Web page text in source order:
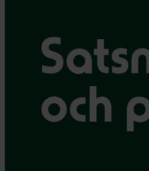
och